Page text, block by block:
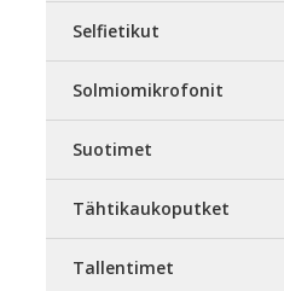
Selfietikut
Solmiomikrofonit
Suotimet
Tähtikaukoputket
Tallentimet